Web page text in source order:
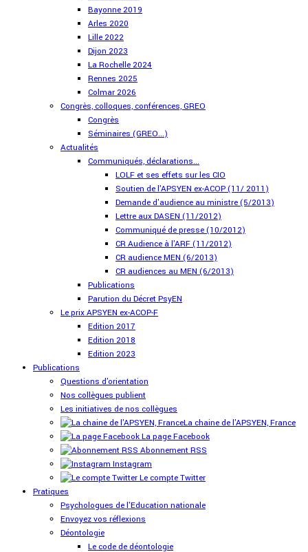
Bayonne 2019
Arles 2020
Lille 2022
Dijon 2023
La Rochelle 2024
Rennes 2025
Colmar 2026
Congrès, colloques, conférences, GREO
Congrès
Séminaires (GREO...)
Actualités
Communiqués, déclarations...
LOLF et ses effets sur les CIO
Soutien de l'APSYEN ex-ACOP (11/ 2011)
Demande d'audience au ministre (5/2013)
Lettre aux DASEN (11/2012)
Communiqué de presse (10/2012)
CR Audience à l'ARF (11/2012)
CR audience MEN (6/2013)
CR audiences au MEN (6/2013)
Publications
Parution du Décret PsyEN
Le prix APSYEN ex-ACOP-F
Edition 2017
Edition 2018
Edition 2023
Publications
Questions d'orientation
Nos collègues publient
Les initiatives de nos collègues
La chaine de l'APSYEN, France
La page Facebook
Abonnement RSS
Instagram
Le compte Twitter
Pratiques
Psychologues de l'Education nationale
Envoyez vos réflexions
Déontologie
Le code de déontologie